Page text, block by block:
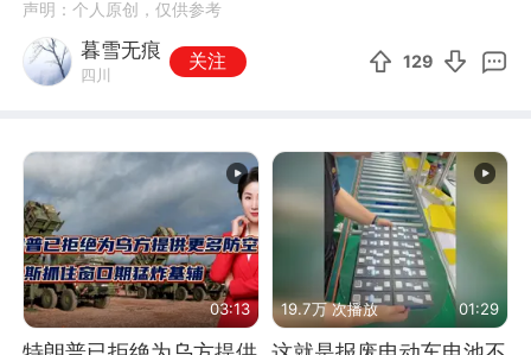
声明：个人原创，仅供参考
暮雪无痕
四川
关注 129
03:13 19.7万 次播放 01:29